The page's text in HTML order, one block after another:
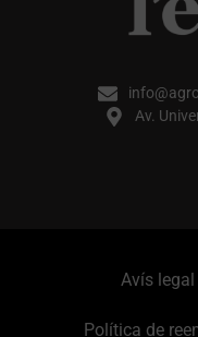
Av.
Avís
Política de